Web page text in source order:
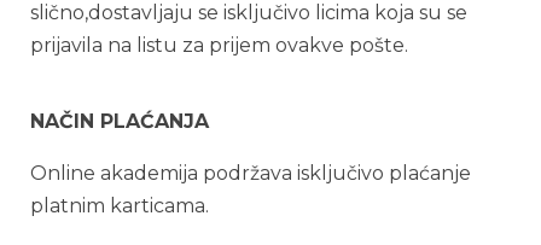
slično,dostavljaju se isključivo licima kоја su se
prijavila na listu za prijem ovakve pošte.
NAČIN PLAĆANJA
Online akademija podržava isključivo plaćanje
platnim karticama.